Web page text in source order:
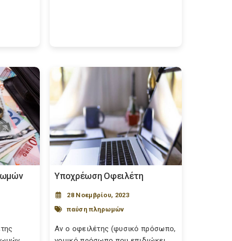
Υποχρέωση Οφειλέτη
28 Νοεμβρίου, 2023
παύση πληρωμών
Αν ο οφειλέτης (φυσικό πρόσωπο,